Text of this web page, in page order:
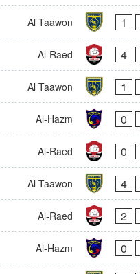
Al Taawon 1
Al-Raed 4
Al Taawon 1
Al-Hazm 0
Al-Raed 0
Al Taawon 4
Al-Raed 2
Al-Hazm 0